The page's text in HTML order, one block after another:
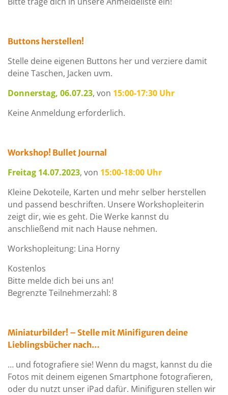
Buttons herstellen!
Stelle deine eigenen Buttons her und verziere damit
deine Taschen, Jacken uvm.
Donnerstag, 06.07.23, von 15:00-17:30 Uhr
Keine Anmeldung erforderlich.
Workshop! Bullet Journal
Freitag 14.07.2023, von 15:00-18:00 Uhr
Kleine Dekoteile, Karten und mehr selber herstellen
und passend beschriften. Unsere Workshopleiterin
zeigt dir, wie es geht. Die Werke kannst du
anschließend mit nach Hause nehmen.
Workshopleitung: Lina Horny
Kostenlos
Bitte melde dich bei uns an!
Begrenzte Teilnehmerzahl: 8
Miniaturbilder! – Stelle mit Minifiguren deine
Lieblingsbücher nach…
… und fotografiere sie! Wenn du magst, kannst du die
Fotos mit deinem eigenen Smartphone fotografieren,
oder du nutzt unser iPad dafür. Minifiguren stellen wir